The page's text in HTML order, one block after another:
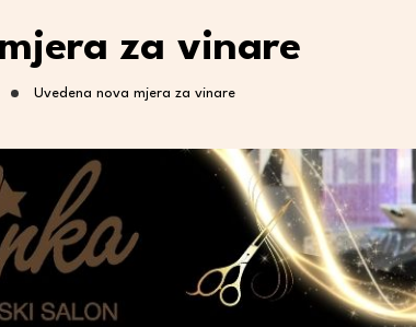
za vinare
Uvedena nova mjera za vinare